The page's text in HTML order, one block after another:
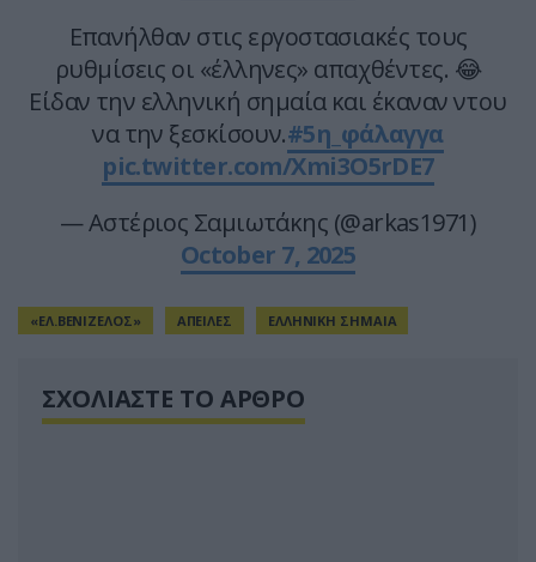
Eπανήλθαν στις εργοστασιακές τους
ρυθμίσεις οι «έλληνες» απαχθέντες. 😂
Είδαν την ελληνική σημαία και έκαναν ντου
να την ξεσκίσουν.#5η_φάλαγγα
pic.twitter.com/Xmi3O5rDE7
— Αστέριος Σαμιωτάκης (@arkas1971)
October 7, 2025
«ΕΛ.ΒΕΝΙΖΕΛΟΣ» ΑΠΕΙΛΕΣ ΕΛΛΗΝΙΚΗ ΣΗΜΑΙΑ
ΣΧΟΛΙΑΣΤΕ ΤΟ ΑΡΘΡΟ